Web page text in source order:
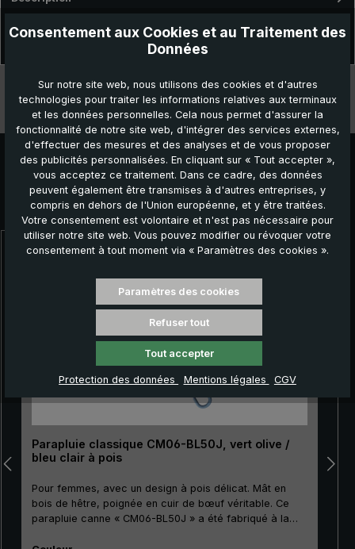
poignée en genêt avec base à racines.Ce parapluie
Données techniques
Caractéristiques
Ignorer la galerie de produits
Autres produits que vous pourriez aimer :
Parapluie classique CM06-BL50J, vert olive /
bleu clair à pois
Pour femmes, avec un design à pois délicat. Mât en
bois de hêtre, poignée en cuir de bœuf véritable. Ce
parapluie canne « CM06-BL50J » a été fabriqué à la
Consentement aux Cookies et au Traitement des
Données
Sur notre site web, nous utilisons des cookies et d'autres
technologies pour traiter les informations relatives aux terminaux
et les données personnelles. Cela nous permet d'assurer la
fonctionnalité de notre site web, d'intégrer des services externes,
d'effectuer des mesures et des analyses et de vous proposer
des publicités personnalisées. En cliquant sur « Tout accepter »,
vous acceptez ce traitement. Dans ce cadre, des données
peuvent également être transmises à d'autres entreprises, y
compris en dehors de l'Union européenne, et y être traitées.
Votre consentement est volontaire et n'est pas nécessaire pour
utiliser notre site web. Vous pouvez modifier ou révoquer votre
consentement à tout moment via « Paramètres des cookies ».
Paramètres des cookies
Refuser tout
Tout accepter
Protection des données Mentions légales CGV